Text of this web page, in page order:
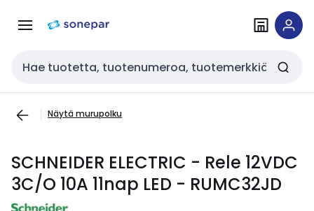
navigointiinsisältöön
Haku
Näytä murupolku
SCHNEIDER ELECTRIC - Rele 12VDC
3C/O 10A 11nap LED - RUMC32JD